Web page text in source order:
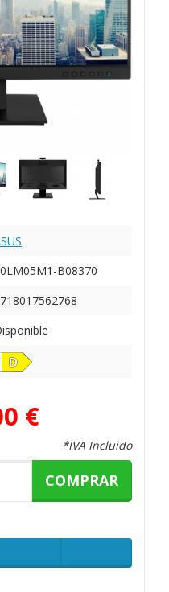
B08370
€
*IVA Incluido
COMPRAR